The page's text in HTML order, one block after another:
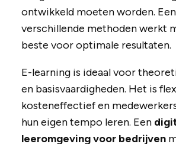
ontwikkeld moeten worden.
verschillende methoden werkt
beste voor optimale resultaten.
E-learning is ideaal voor
en basisvaardigheden. Het is
kosteneffectief en
hun eigen tempo leren. Een
leeromgeving voor bedrijven